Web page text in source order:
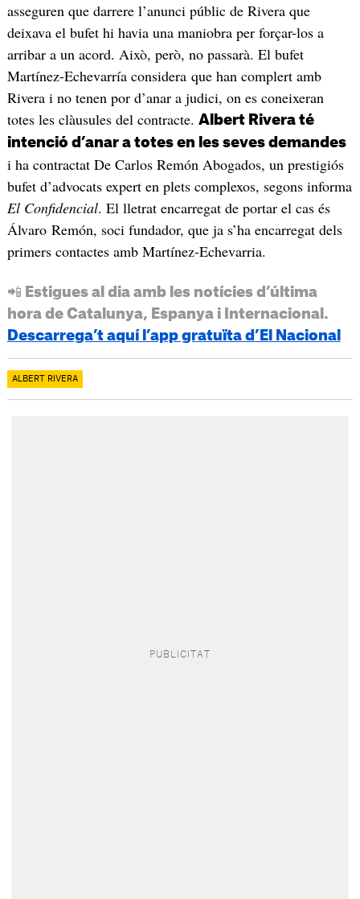
asseguren que darrere l’anunci públic de Rivera que
deixava el bufet hi havia una maniobra per forçar-los a
arribar a un acord. Això, però, no passarà. El bufet
Martínez-Echevarría considera que han complert amb
Rivera i no tenen por d’anar a judici, on es coneixeran
totes les clàusules del contracte. Albert Rivera té
intenció d’anar a totes en les seves demandes
i ha contractat De Carlos Remón Abogados, un prestigiós
bufet d’advocats expert en plets complexos, segons informa
El Confidencial. El lletrat encarregat de portar el cas és
Álvaro Remón, soci fundador, que ja s’ha encarregat dels
primers contactes amb Martínez-Echevarria.
📲 Estigues al dia amb les notícies d’última
hora de Catalunya, Espanya i Internacional.
Descarrega’t aquí l’app gratuïta d’El Nacional
ALBERT RIVERA